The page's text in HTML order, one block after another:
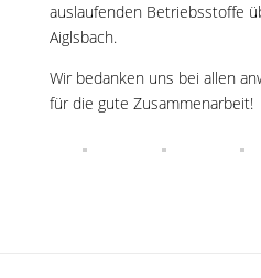
auslaufenden Betriebsstoffe
Aiglsbach.
Wir bedanken uns bei allen
für die gute Zusammenarbeit!